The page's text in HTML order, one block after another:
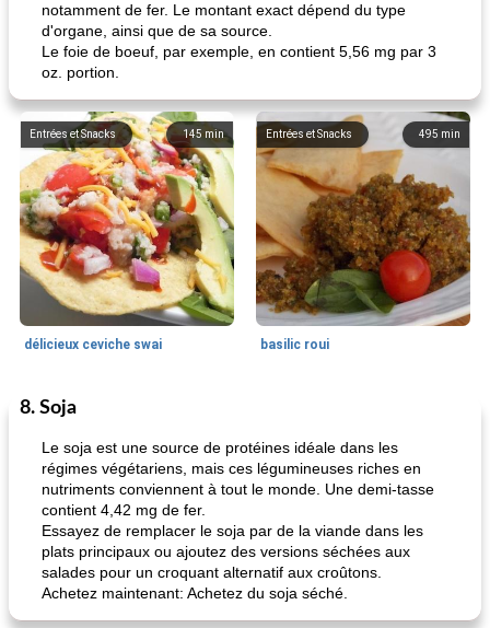
notamment de fer. Le montant exact dépend du type
d'organe, ainsi que de sa source.
Le foie de boeuf, par exemple, en contient 5,56 mg par 3
oz. portion.
145 min
Entrées et Snacks
délicieux ceviche swai
495 min
Entrées et Snacks
basilic roui
Déjeuner / Snacks
pois chiches rôtis aux épices amandes au cheddar rôti
8. Soja
Le soja est une source de protéines idéale dans les
régimes végétariens, mais ces légumineuses riches en
nutriments conviennent à tout le monde. Une demi-tasse
contient 4,42 mg de fer.
Essayez de remplacer le soja par de la viande dans les
plats principaux ou ajoutez des versions séchées aux
salades pour un croquant alternatif aux croûtons.
Achetez maintenant: Achetez du soja séché.